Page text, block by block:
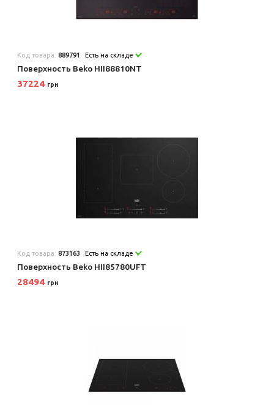
Код товара:889791 Есть на складе
Поверхность Beko HII88810NT
37224 грн
Код товара:873163 Есть на складе
Поверхность Beko HII85780UFT
28494 грн